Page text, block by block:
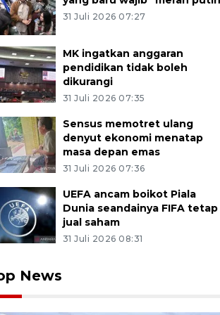
31 Juli 2026 07:27
MK ingatkan anggaran
pendidikan tidak boleh
dikurangi
31 Juli 2026 07:35
Sensus memotret ulang
denyut ekonomi menatap
masa depan emas
31 Juli 2026 07:36
UEFA ancam boikot Piala
Dunia seandainya FIFA tetap
jual saham
31 Juli 2026 08:31
News